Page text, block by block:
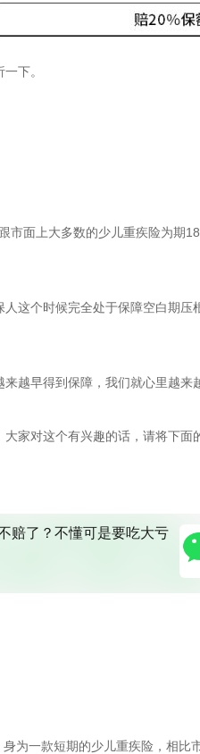
下。
面上大多数的少儿重疾险为期
这个时候完全处于保障空白期压
越早得到保障，我们就心里越来
家对这个有兴趣的话，请将下面
赔了？不懂可是要吃大亏
为一款短期的少儿重疾险，相比